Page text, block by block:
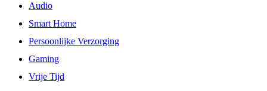
Audio
Smart Home
Persoonlijke Verzorging
Gaming
Vrije Tijd